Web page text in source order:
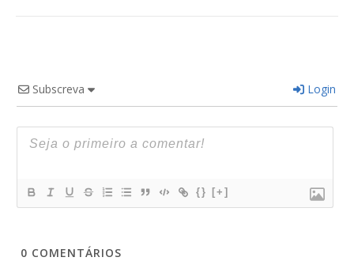
Subscreva Login
{} [+]
0 COMENTÁRIOS